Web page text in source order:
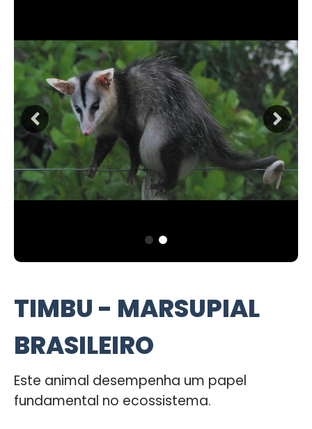
TIMBU - MARSUPIAL
BRASILEIRO
Este animal desempenha um papel
fundamental no ecossistema.